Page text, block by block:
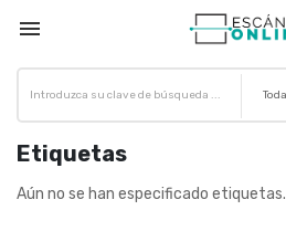

Etiquetas
Aún no se han especificado etiquetas.